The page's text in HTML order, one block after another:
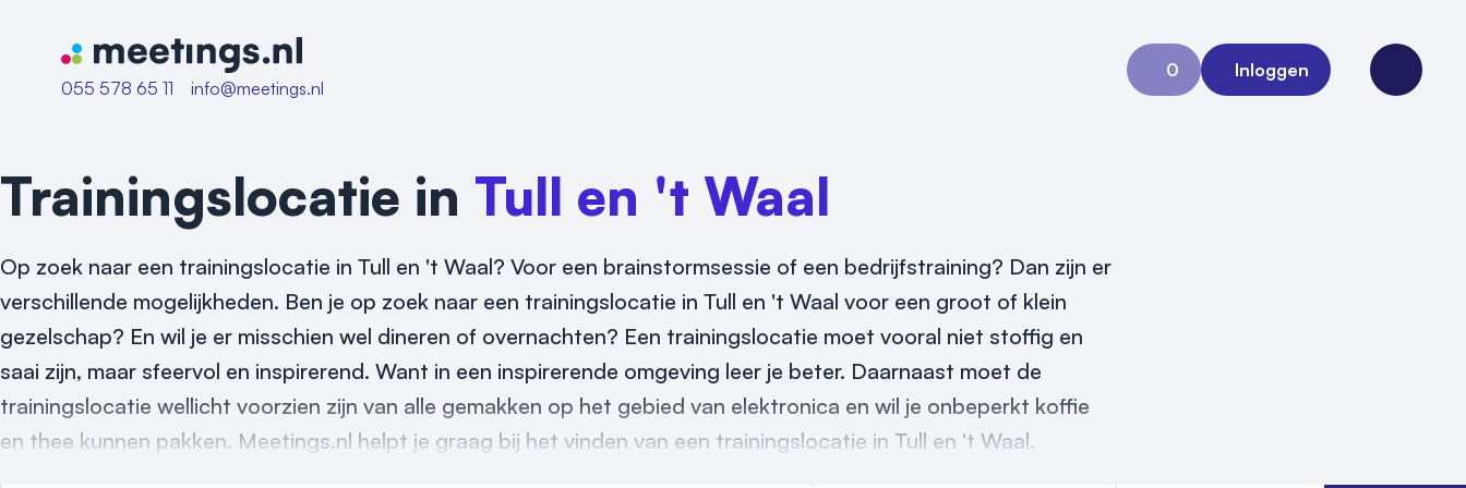
Naar home van Meetings
055 578 65 11
info@meetings.nl
0
Aanvraag 0
Inloggen
Open
Trainingslocatie in Tull en 't Waal
Op zoek naar een trainingslocatie in Tull en 't Waal? Voor een brainstormsessie of een bedrijfstraining? Dan zijn er
verschillende mogelijkheden. Ben je op zoek naar een trainingslocatie in Tull en 't Waal voor een groot of klein
gezelschap? En wil je er misschien wel dineren of overnachten? Een trainingslocatie moet vooral niet stoffig en
saai zijn, maar sfeervol en inspirerend. Want in een inspirerende omgeving leer je beter. Daarnaast moet de
trainingslocatie wellicht voorzien zijn van alle gemakken op het gebied van elektronica en wil je onbeperkt koffie
en thee kunnen pakken. Meetings.nl helpt je graag bij het vinden van een trainingslocatie in Tull en 't Waal.